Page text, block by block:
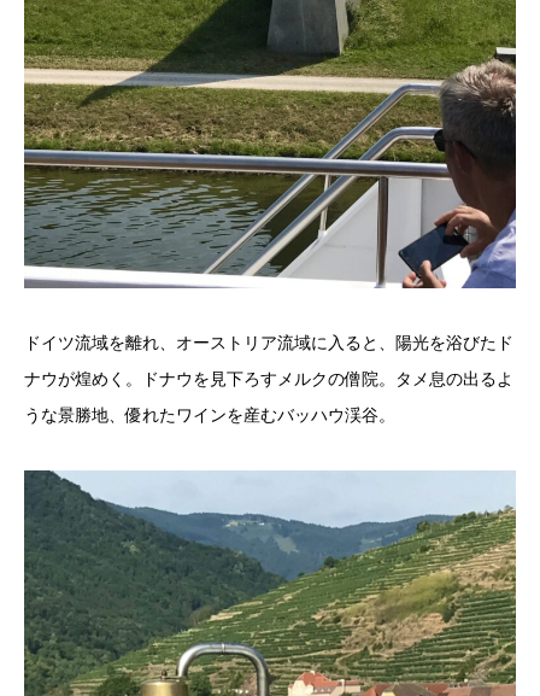
ドイツ流域を離れ、オーストリア流域に入ると、陽光を浴びたド
ナウが煌めく。ドナウを見下ろすメルクの僧院。タメ息の出るよ
うな景勝地、優れたワインを産むバッハウ渓谷。